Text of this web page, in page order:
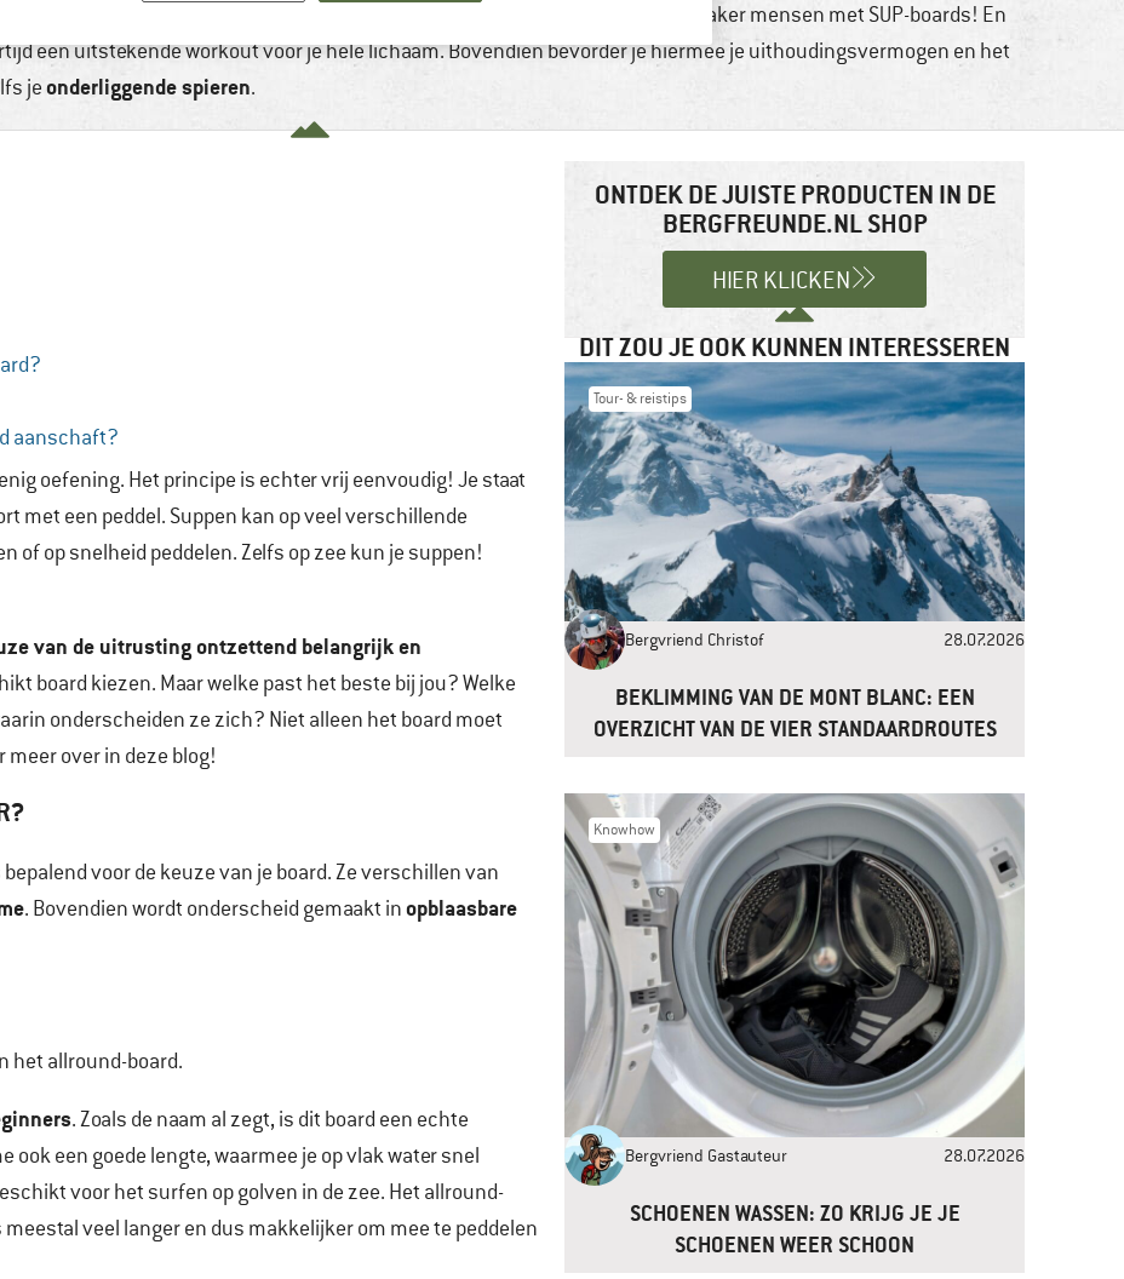
alleen een sport voor op zee. Ook op meertjes bij jou in de buurt zie je veel vaker mensen met SUP-boards! En
een uitstekende workout voor je hele lichaam. Bovendien bevorder je hiermee je uithoudingsvermogen en het
jeonderliggende spieren.
aanschaft?
oefening. Het principe is echter vrij eenvoudig! Je staat
met een peddel. Suppen kan op veel verschillende
of op snelheid peddelen. Zelfs op zee kun je suppen!
van de uitrusting ontzettend belangrijk en
board kiezen. Maar welke past het beste bij jou? Welke
onderscheiden ze zich? Niet alleen het board moet
meer over in deze blog!
voor de keuze van je board. Ze verschillen van
. Bovendien wordt onderscheid gemaakt inopblaasbare
het allround-board.
. Zoals de naam al zegt, is dit board een echte
een goede lengte, waarmee je op vlak water snel
voor het surfen op golven in de zee. Het allround-
veel langer en dus makkelijker om mee te peddelen
ONTDEK DE JUISTE PRODUCTEN IN DE
BERGFREUNDE.NL SHOP
HIER KLICKEN
DIT ZOU JE OOK KUNNEN INTERESSEREN
Tour- & reistips
Bergvriend Christof 28.07.2026
BEKLIMMING VAN DE MONT BLANC: EEN
OVERZICHT VAN DE VIER STANDAARDROUTES
Knowhow
Bergvriend Gastauteur 28.07.2026
SCHOENEN WASSEN: ZO KRIJG JE JE
SCHOENEN WEER SCHOON